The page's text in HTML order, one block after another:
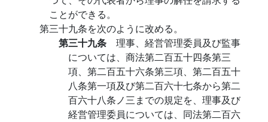
ことができる。
第三十九条を次のように改める。
第三十九条 理事、経営管理委員及び監事
については、商法第二百五十四条第三
項、第二百五十六条第三項、第二百五十
八条第一項及び第二百六十七条から第二
百六十八条ノ三までの規定を、理事及び
経営管理委員については、同法第二百六